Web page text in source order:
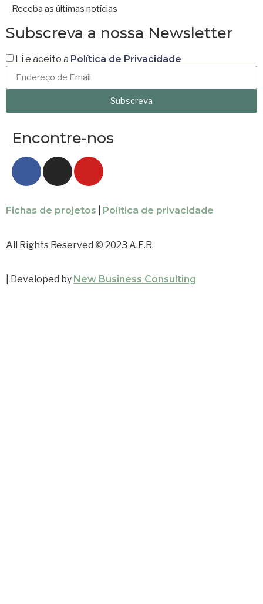
Receba as últimas notícias
Subscreva a nossa Newsletter
Li e aceito a Política de Privacidade
Subscreva
Encontre-nos
Fichas de projetos Política de privacidade
All Rights Reserved © 2023 A.E.R.
| Developed by New Business Consulting